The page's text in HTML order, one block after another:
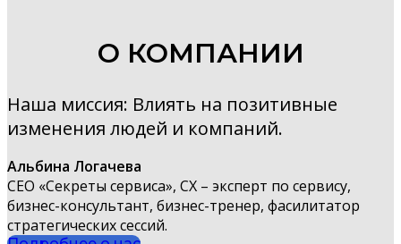
О КОМПАНИИ
Наша миссия: Влиять на позитивные
изменения людей и компаний.
Альбина Логачева
СЕО «Секреты сервиса», CX – эксперт по сервису,
бизнес-консультант, бизнес-тренер, фасилитатор
стратегических сессий.